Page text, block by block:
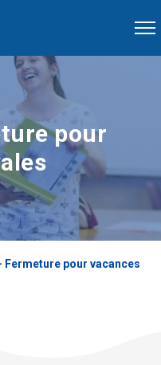
pour
Fermeture pour vacances